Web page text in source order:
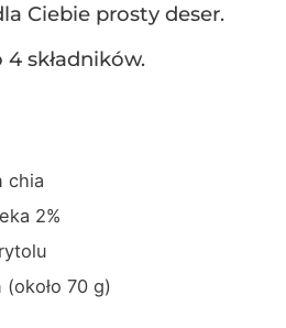
Ciebie prosty deser.
składników.
chia
2%
70 g)